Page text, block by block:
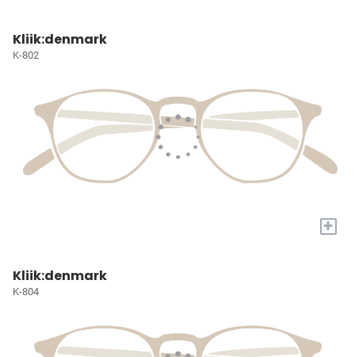
Kliik:denmark
K-802
+
Kliik:denmark
K-804